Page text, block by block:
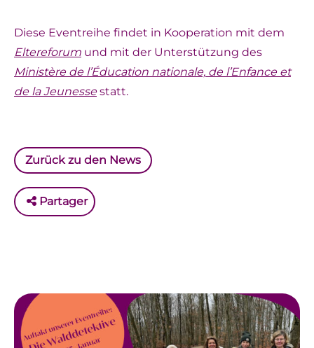
Diese Eventreihe findet in Kooperation mit dem
Eltereforum und mit der Unterstützung des
Ministère de l’Éducation nationale, de l’Enfance et
de la Jeunessestatt.
Zurück zu den News
Partager